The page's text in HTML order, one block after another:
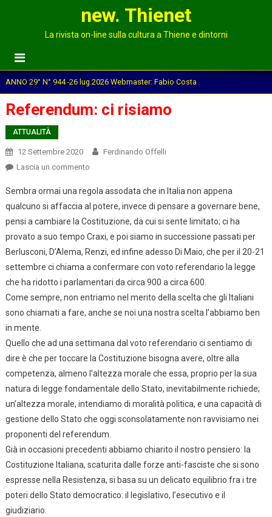
new. Thienet
La rivista on-line sulla cultura a Thiene e dintorni
ANNO 29° N° 944 -26 lug.2026 Webmaster: Fabio Costa
Referendum: ci risiamo
ATTUALITÀ
12 Settembre 2020
Ferdinando Offelli
Lascia un commentoon
ci
risiamo
Sembra ormai una regola assodata che in Italia non appena
qualcuno si affaccia al potere, invece di pensare a governare bene,
pensi a cambiare la Costituzione, da cui si sente limitato; ci ha
provato a suo tempo Craxi, e poi siamo in successione passati per
Berlusconi, D’Alema, Renzi, ed infine adesso Di Maio, che per il 20-21
settembre ci chiama a confermare con voto referendario la legge
che ha ridotto i parlamentari da circa 900 a circa 600.
Come sempre, non entriamo nel merito della scelta che gli Italiani
sono chiamati a fare, anche se noi una nostra scelta l’abbiamo ben
in mente.
Quello che ad una settimana dal voto referendario ci sentiamo di
dire è che per toccare la Costituzione bisogna avere, oltre alla
competenza, almeno l’altezza morale che essa, proprio per la sua
natura di legge fondamentale dello Stato, inevitabilmente richiede;
un’altezza morale, intendiamo di moralità politica, e una capacità di
gestione dello Stato che oggi sconsolatamente non ravvisiamo nei
proponenti del referendum.
Già in occasioni precedenti abbiamo chiarito il nostro pensiero: la
Costituzione Italiana, scaturita dalle forze anti-fasciste che si sono
espresse nella Resistenza, si basa su un delicato equilibrio fra i tre
poteri dello Stato democratico: il legislativo, l’esecutivo e il
giudiziario.